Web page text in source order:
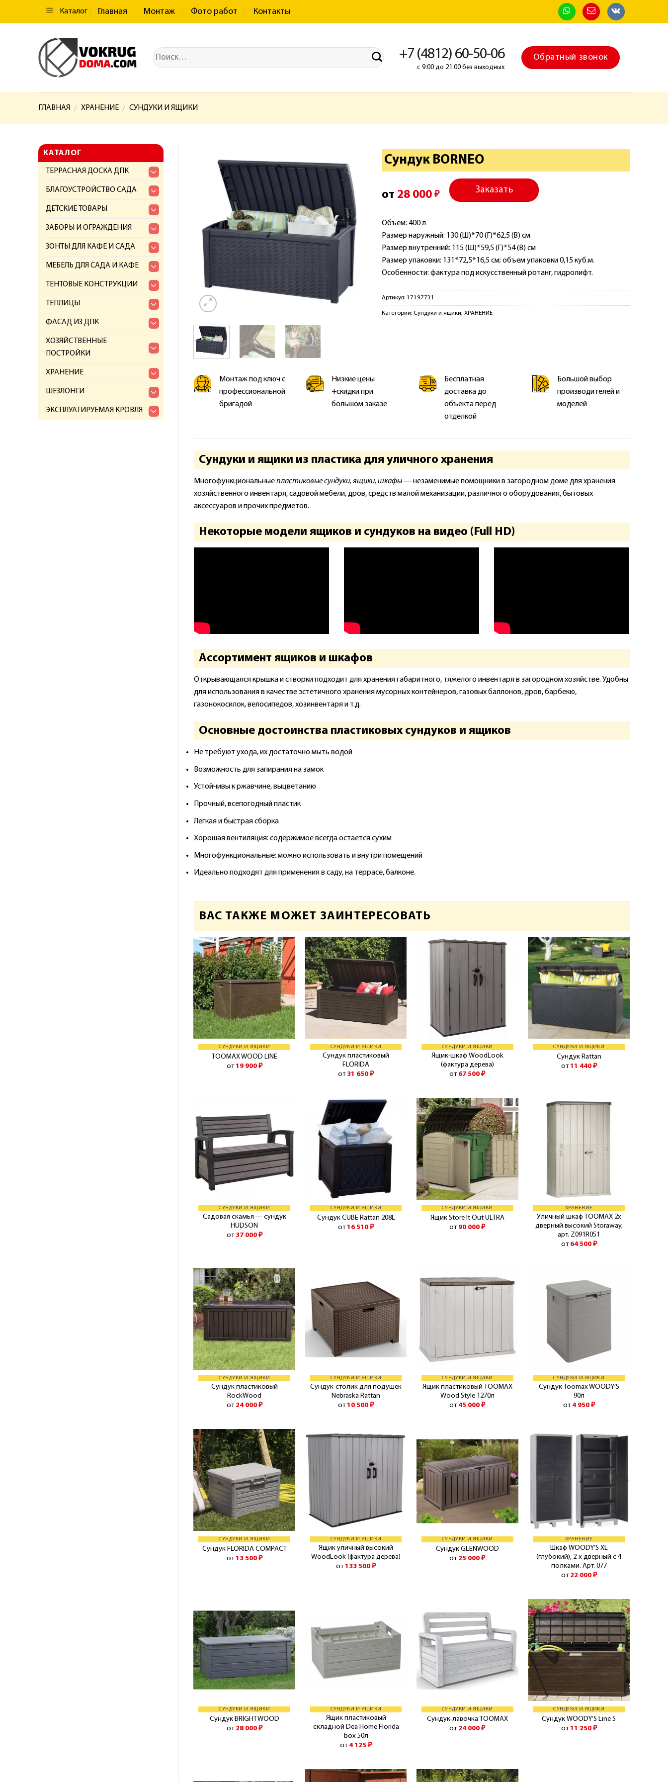
Каталог Главная Монтаж Фото работ Контакты
+7 (4812) 60-50-06
с 9:00 до 21:00 без выходных
Обратный звонок
ГЛАВНАЯ / ХРАНЕНИЕ / СУНДУКИ И ЯЩИКИ
Сундук BORNEO
от 28 000 ₽
Заказать
Объем: 400 л
Размер наружный: 130 (Ш)*70 (Г)*62,5 (В) см
Размер внутренний: 115 (Ш)*59,5 (Г)*54 (В) см
Размер упаковки: 131*72,5*16,5 см; объем упаковки 0,15 куб.м.
Особенности: фактура под искусственный ротанг, гидролифт.
Артикул: 17197731
Категории: Сундуки и ящики, ХРАНЕНИЕ
Монтаж под ключ с
профессиональной
бригадой
Низкие цены
+скидки при
большом заказе
Бесплатная
доставка до
объекта перед
отделкой
Большой выбор
производителей и
моделей
Сундуки и ящики из пластика для уличного хранения
Многофункциональныепластиковые сундуки, ящики, шкафы— незаменимые помощники в загородном доме для хранения
хозяйственного инвентаря, садовой мебели, дров, средств малой механизации, различного оборудования, бытовых
аксессуаров и прочих предметов.
Некоторые модели ящиков и сундуков на видео (Full HD)
Ассортимент ящиков и шкафов
Открывающаяся крышка и створки подходит для хранения габаритного, тяжелого инвентаря в загородном хозяйстве. Удобны
для использования в качестве эстетичного хранения мусорных контейнеров, газовых баллонов, дров, барбекю,
газонокосилок, велосипедов, хозинвентаря и т.д.
Основные достоинства пластиковых сундуков и ящиков
Не требуют ухода, их достаточно мыть водой
Возможность для запирания на замок
Устойчивы к ржавчине, выцветанию
Прочный, всепогодный пластик
Легкая и быстрая сборка
Хорошая вентиляция: содержимое всегда остается сухим
Многофункциональные: можно использовать и внутри помещений
Идеально подходят для применения в саду, на террасе, балконе.
ВАС ТАКЖЕ МОЖЕТ ЗАИНТЕРЕСОВАТЬ
СУНДУКИ И ЯЩИКИ
TOOMAX WOOD LINE
от 19 900 ₽
СУНДУКИ И ЯЩИКИ
Сундук пластиковый
FLORIDA
от 31 650₽
СУНДУКИ И ЯЩИКИ
Ящик-шкаф WoodLook
(фактура дерева)
от 67 500₽
СУНДУКИ И ЯЩИКИ
Сундук Rattan
от 11 440 ₽
СУНДУКИ И ЯЩИКИ
Садовая скамья — сундук
HUDSON
от 37 000 ₽
СУНДУКИ И ЯЩИКИ
Сундук CUBE Rattan 208L
от 16 510₽
СУНДУКИ И ЯЩИКИ
Ящик Store It Out ULTRA
от 90 000₽
ХРАНЕНИЕ
Уличный шкаф TOOMAX 2х
дверный высокий Storaway,
арт. Z091R051
от 64 500 ₽
СУНДУКИ И ЯЩИКИ
Сундук пластиковый
RockWood
от 24 000 ₽
СУНДУКИ И ЯЩИКИ
Сундук-столик для подушек
Nebraska Rattan
от 10 500₽
СУНДУКИ И ЯЩИКИ
Ящик пластиковый TOOMAX
Wood Style 1270л
от 45 000₽
СУНДУКИ И ЯЩИКИ
Сундук Toomax WOODY’S
90л
от 4 950 ₽
СУНДУКИ И ЯЩИКИ
Сундук FLORIDA COMPACT
от 13 500 ₽
СУНДУКИ И ЯЩИКИ
Ящик уличный высокий
WoodLook (фактура дерева)
от 133 500₽
СУНДУКИ И ЯЩИКИ
Сундук GLENWOOD
от 25 000₽
ХРАНЕНИЕ
Шкаф WOODY’S XL
(глубокий), 2-х дверный с 4
полками. Арт. 077
от 22 000 ₽
СУНДУКИ И ЯЩИКИ
Сундук BRIGHTWOOD
от 28 000 ₽
СУНДУКИ И ЯЩИКИ
Ящик пластиковый
складной Dea Home Florida
box 50л
от 4 125₽
СУНДУКИ И ЯЩИКИ
Сундук-лавочка TOOMAX
от 24 000₽
СУНДУКИ И ЯЩИКИ
Сундук WOODY’S Line S
от 11 250 ₽
КАТАЛОГ
ТЕРРАСНАЯ ДОСКА ДПК
БЛАГОУСТРОЙСТВО САДА
ДЕТСКИЕ ТОВАРЫ
ЗАБОРЫ И ОГРАЖДЕНИЯ
ЗОНТЫ ДЛЯ КАФЕ И САДА
МЕБЕЛЬ ДЛЯ САДА И КАФЕ
ТЕНТОВЫЕ КОНСТРУКЦИИ
ТЕПЛИЦЫ
ФАСАД ИЗ ДПК
ХОЗЯЙСТВЕННЫЕ
ПОСТРОЙКИ
ХРАНЕНИЕ
ШЕЗЛОНГИ
ЭКСПЛУАТИРУЕМАЯ КРОВЛЯ